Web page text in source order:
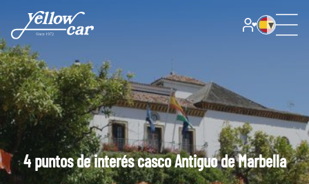
4 puntos de interés casco Antiguo de Marbella